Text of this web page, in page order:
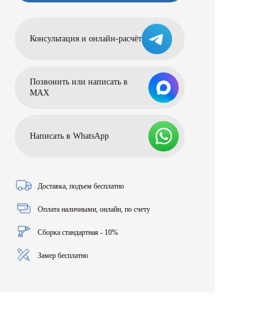
Консультация и онлайн-расчёт
Позвонить или написать в
МАХ
Написать в WhatsApp
Доставка, подъем бесплатно
Оплата наличными, онлайн, по счету
Сборка стандартная - 10%
Замер бесплатно